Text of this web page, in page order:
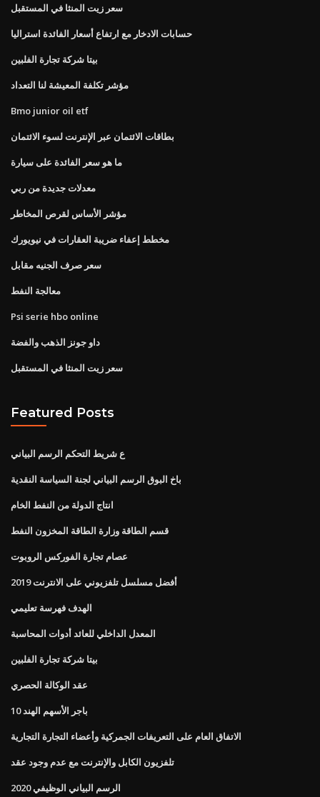
سعر زيت المنثا في المستقبل
حسابات الادخار مع ارتفاع أسعار الفائدة استراليا
بيتا شركة تجارة الفلبين
مؤشر تكلفة المعيشة لنا التعداد
Bmo junior oil etf
بطاقات الائتمان عبر الإنترنت لسوء الائتمان
ما هو سعر الفائدة على سيارة
معدلات جديدة من ربي
مؤشر الأساس لقرص المخاطر
مخطط إعفاء ضريبة العقارات في نيويورك
سعر صرف الجنيه مقابل
معالجة النفط
Psi serie hbo online
داو جونز الذهب والفضة
سعر زيت المنثا في المستقبل
Featured Posts
ع شريط التحكم الرسم البياني
باخ البوق الرسم البياني لجنة السياسة النقدية
انتاج الدولة من النفط الخام
قسم الطاقة وزارة الطاقة المخزون النفط
عصام تجارة الفوركس الروبوت
أفضل مسلسل تلفزيوني على الانترنت 2019
الهدف فهرسة تعليمي
المعدل الداخلي للعائد أدوات المحاسبة
بيتا شركة تجارة الفلبين
عقد الوكالة الحصري
10 باجر الأسهم الهند
الاتفاق العام على التعريفات الجمركية وأعضاء التجارة التجارية
تلفزيون الكابل والإنترنت مع عدم وجود عقد
الرسم البياني الوظيفي 2020